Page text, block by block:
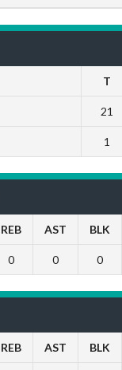
T
21
1
REB AST BLK
0 0 0
REB AST BLK